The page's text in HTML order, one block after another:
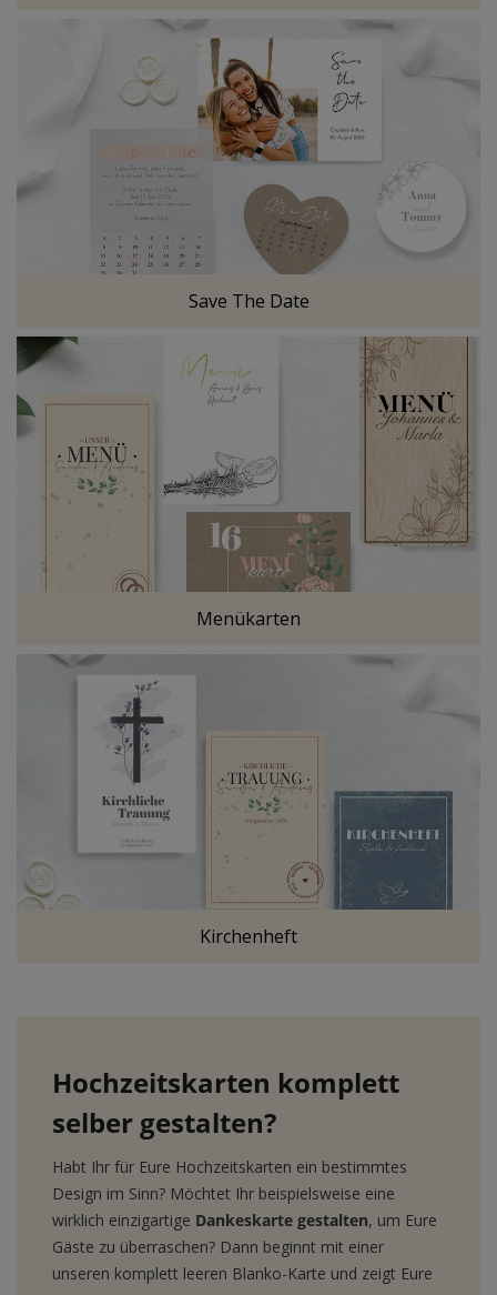
Save The Date
Menükarten
Kirchenheft
Hochzeitskarten komplett
selber gestalten?
Habt Ihr für Eure Hochzeitskarten ein bestimmtes
Design im Sinn? Möchtet Ihr beispielsweise eine
wirklich einzigartige Dankeskarte gestalten, um Eure
Gäste zu überraschen? Dann beginnt mit einer
unseren komplett leeren Blanko-Karte und zeigt Eure